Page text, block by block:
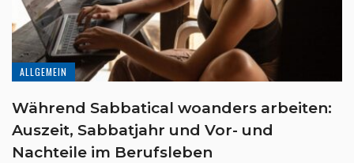
ALLGEMEIN
Während Sabbatical woanders arbeiten:
Auszeit, Sabbatjahr und Vor- und
Nachteile im Berufsleben